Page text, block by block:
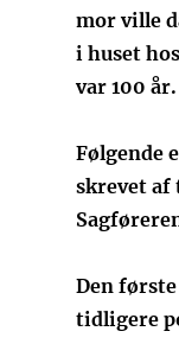
mor ville
i huset
var 100 år.
Følgende
skrevet af
Den
tidligere